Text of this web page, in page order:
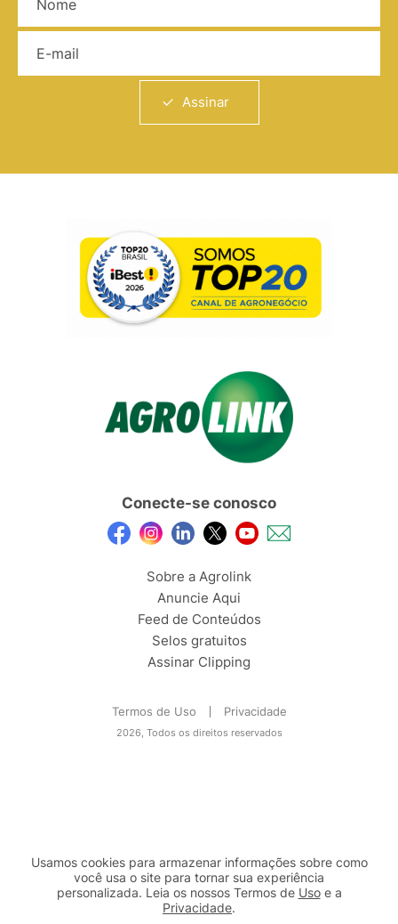
Assinar
Conecte-se conosco
Sobre a Agrolink
Anuncie Aqui
Feed de Conteúdos
Selos gratuitos
Assinar Clipping
Termos de Uso Privacidade
2026, Todos os direitos reservados
Usamos cookies para armazenar informações sobre como
você usa o site para tornar sua experiência
personalizada. Leia os nossos Termos de Usoe a
Privacidade.